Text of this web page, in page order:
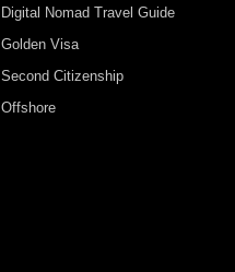
Digital Nomad Travel Guide
Golden Visa
Second Citizenship
Offshore